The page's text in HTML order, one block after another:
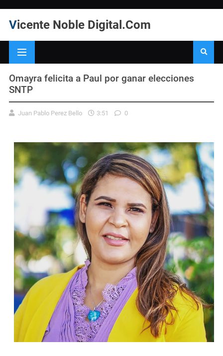
Vicente Noble Digital.Com
Omayra felicita a Paul por ganar elecciones
SNTP
Juan Pablo Perez Bello 3:51 0